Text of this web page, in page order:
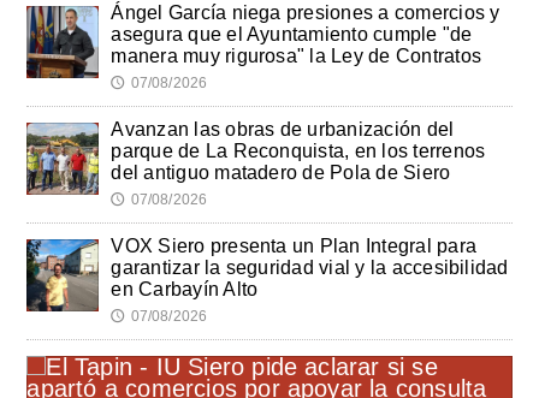
Ángel García niega presiones a comercios y
asegura que el Ayuntamiento cumple "de
manera muy rigurosa" la Ley de Contratos
🕔 07/08/2026
Avanzan las obras de urbanización del
parque de La Reconquista, en los terrenos
del antiguo matadero de Pola de Siero
🕔 07/08/2026
VOX Siero presenta un Plan Integral para
garantizar la seguridad vial y la accesibilidad
en Carbayín Alto
🕔 07/08/2026